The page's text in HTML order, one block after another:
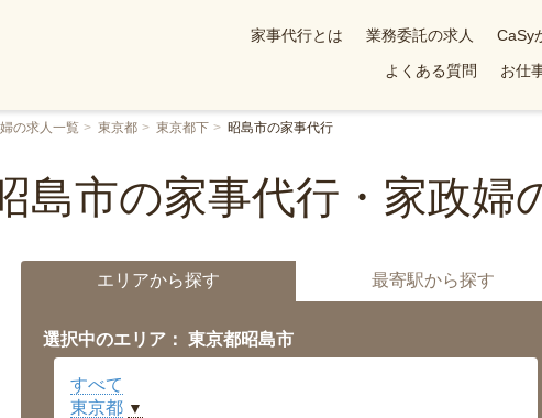
家事代行とは 業務委託の求人 CaSy
よくある質問
お仕
の求人一覧 東京都 東京都下 昭島市の家事代行
島市の家事代行・家政婦
エリアから探す 最寄駅から探す
選択中のエリア： 東京都昭島市
すべて
東京都 ▼